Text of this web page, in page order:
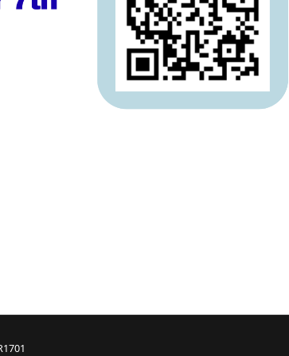
EMI workshops